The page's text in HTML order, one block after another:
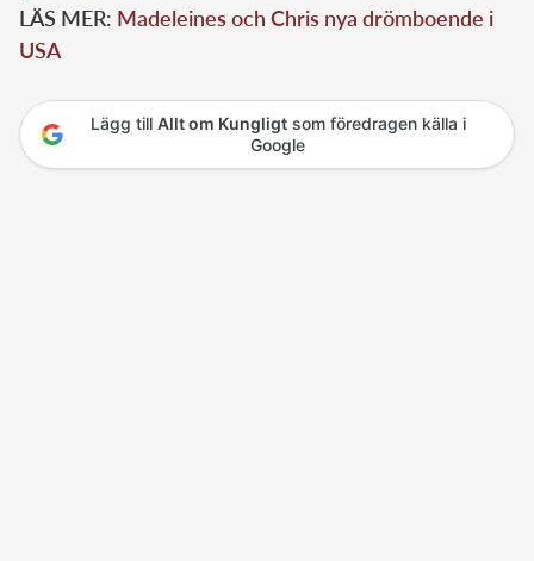
LÄS MER: Madeleines och Chris nya drömboende i
USA
Lägg till Allt om Kungligtsom föredragen källa i
Google